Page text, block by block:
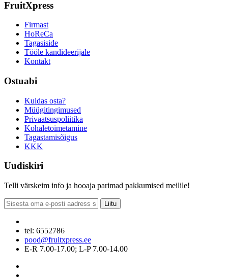
FruitXpress
Firmast
HoReCa
Tagasiside
Tööle kandideerijale
Kontakt
Ostuabi
Kuidas osta?
Müügitingimused
Privaatsuspoliitika
Kohaletoimetamine
Tagastamisõigus
KKK
Uudiskiri
Telli värskeim info ja hooaja parimad pakkumised meilile!
Liitu
tel: 6552786
pood@fruitxpress.ee
E-R 7.00-17.00; L-P 7.00-14.00